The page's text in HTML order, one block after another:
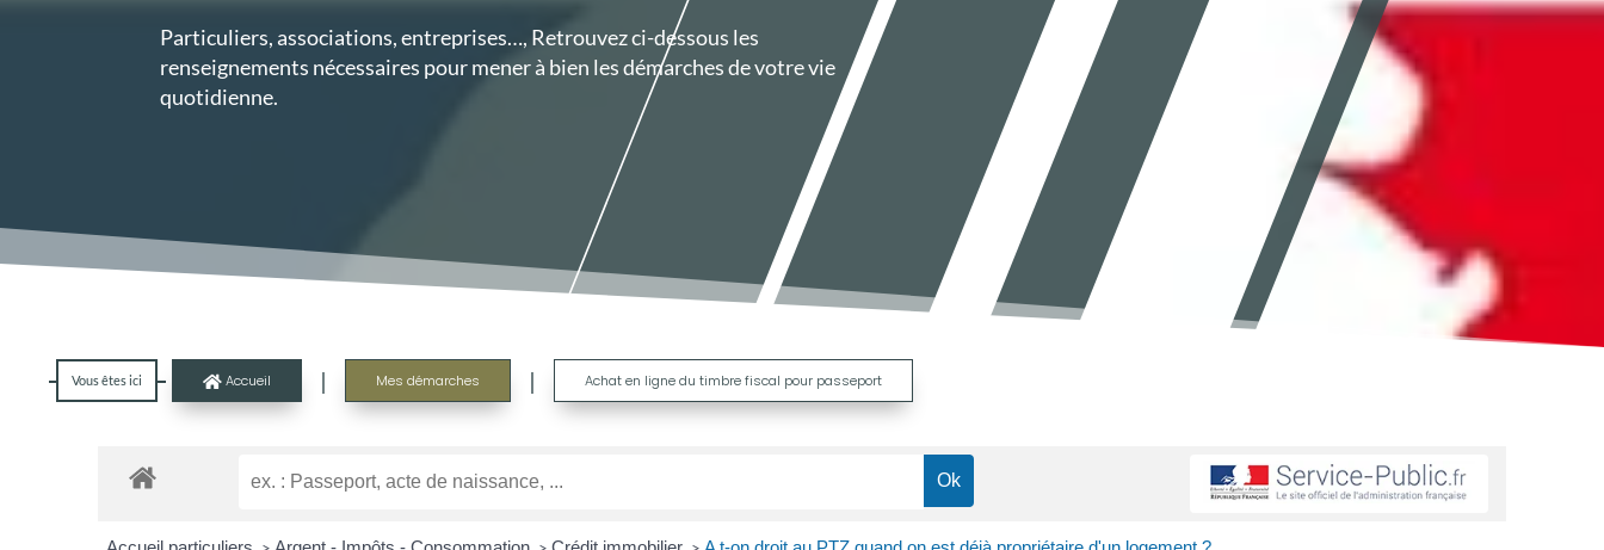
Particuliers, associations, entreprises…, Retrouvez ci-dessous les
renseignements nécessaires pour mener à bien les démarches de votre vie
quotidienne.
Vous êtes ici  Accueil | Mes démarches | Achat en ligne du timbre fiscal pour passeport